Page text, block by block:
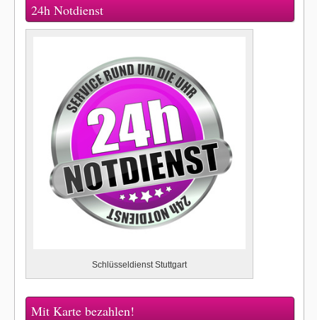
24h Notdienst
Schlüsseldienst Stuttgart
Mit Karte bezahlen!